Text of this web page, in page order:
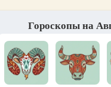
Гороскопы на